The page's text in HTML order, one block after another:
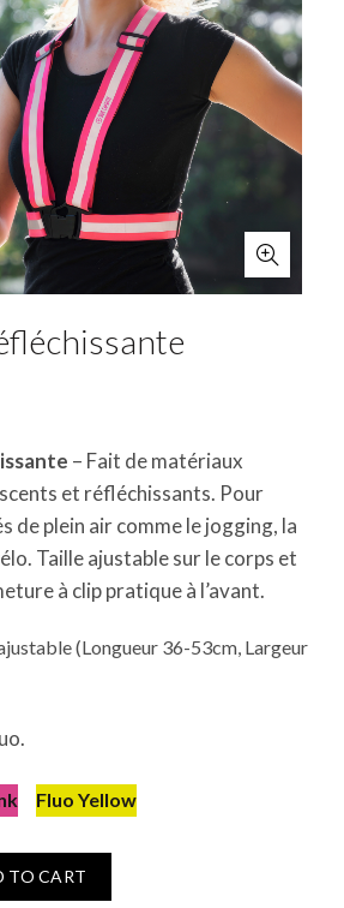
– Fait de matériaux
et réfléchissants. Pour
de plein air comme le jogging, la
Taille ajustable sur le corps et
à clip pratique à l’avant.
(Longueur 36-53cm, Largeur
Fluo Yellow
TO CART